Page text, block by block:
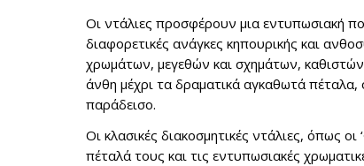
Οι ντάλιες προσφέρουν μια εντυπωσιακή
διαφορετικές ανάγκες κηπουρικής και
χρωμάτων, μεγεθών και σχημάτων,
άνθη μέχρι τα δραματικά αγκαθωτά
παράδεισο.
Οι κλασικές διακοσμητικές ντάλιες, όπως
πέταλά τους και τις εντυπωσιακές